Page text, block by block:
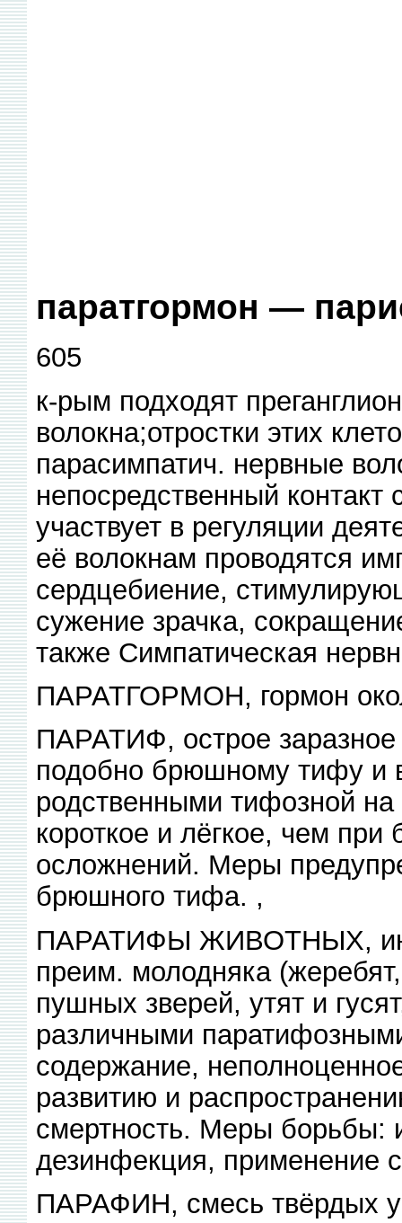
паратгормон —
605
к-рым подходят
волокна;отростки этих
парасимпатич. нервные
непосредственный
участвует в регуляции
её волокнам проводятся
сердцебиение,
сужение зрачка,
также Симпатическая
ПАРАТГОРМОН, гормон
ПАРАТИФ, острое
подобно брюшному тифу и
родственными тифозной
короткое и лёгкое, чем
осложнений. Меры
брюшного тифа. ,
ПАРАТИФЫ ЖИВОТНЫХ,
преим. молодняка
пушных зверей, утят и
различными
содержание,
развитию и
смертность. Меры борьбы:
дезинфекция, применение
ПАРАФИН, смесь твёрдых